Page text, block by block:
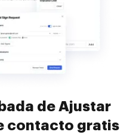
de Ajustar
contacto gratis